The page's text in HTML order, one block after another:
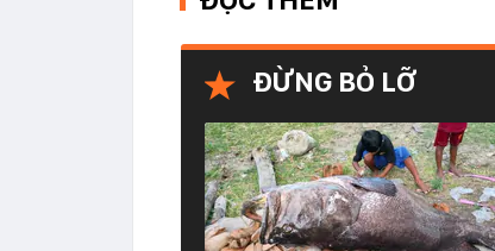
ĐỪNG BỎ LỠ